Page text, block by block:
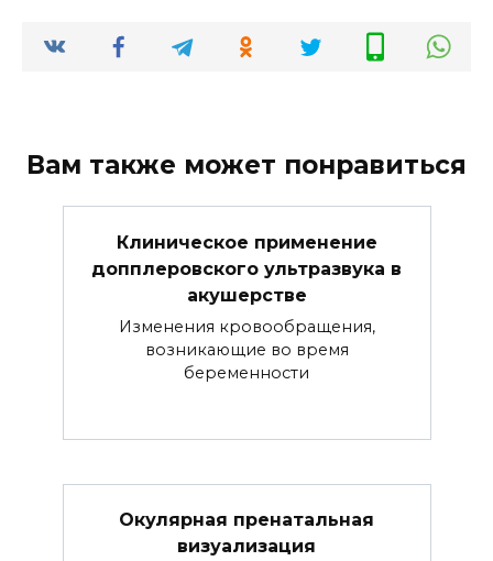
Вам также может понравиться
Клиническое применение
допплеровского ультразвука в
акушерстве
Изменения кровообращения,
возникающие во время
беременности
Окулярная пренатальная
визуализация